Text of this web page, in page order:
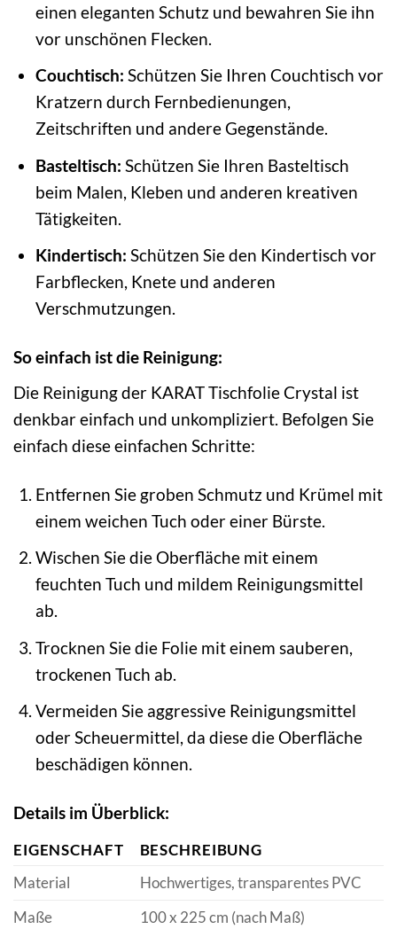
einen eleganten Schutz und bewahren Sie ihn
vor unschönen Flecken.
Couchtisch: Schützen Sie Ihren Couchtisch vor
Kratzern durch Fernbedienungen,
Zeitschriften und andere Gegenstände.
Basteltisch: Schützen Sie Ihren Basteltisch
beim Malen, Kleben und anderen kreativen
Tätigkeiten.
Kindertisch: Schützen Sie den Kindertisch vor
Farbflecken, Knete und anderen
Verschmutzungen.
So einfach ist die Reinigung:
Die Reinigung der KARAT Tischfolie Crystal ist
denkbar einfach und unkompliziert. Befolgen Sie
einfach diese einfachen Schritte:
Entfernen Sie groben Schmutz und Krümel mit
einem weichen Tuch oder einer Bürste.
Wischen Sie die Oberfläche mit einem
feuchten Tuch und mildem Reinigungsmittel
ab.
Trocknen Sie die Folie mit einem sauberen,
trockenen Tuch ab.
Vermeiden Sie aggressive Reinigungsmittel
oder Scheuermittel, da diese die Oberfläche
beschädigen können.
Details im Überblick:
EIGENSCHAFT
BESCHREIBUNG
Material
Hochwertiges, transparentes PVC
Maße
100 x 225 cm (nach Maß)